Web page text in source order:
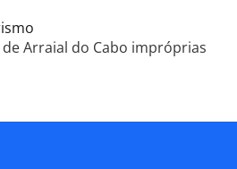
Arraial do Cabo impróprias